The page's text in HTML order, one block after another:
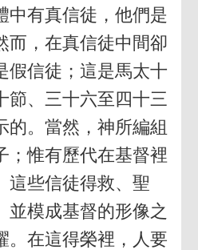
中有真信徒，他們是
而，在真信徒中間卻
假信徒；這是馬太十
節、三十六至四十三
的。當然，神所編組
；惟有歷代在基督裡
這些信徒得救、聖
並模成基督的形像之
。在這得榮裡，人要